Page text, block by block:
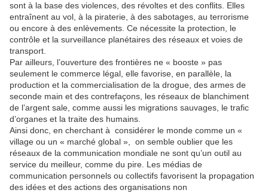
sont à la base des violences, des révoltes et des conflits. Elles
entraînent au vol, à la piraterie, à des sabotages, au terrorisme
ou encore à des enlèvements. Ce nécessite la protection, le
contrôle et la surveillance planétaires des réseaux et voies de
transport.
Par ailleurs, l’ouverture des frontières ne « booste » pas
seulement le commerce légal, elle favorise, en parallèle, la
production et la commercialisation de la drogue, des armes de
seconde main et des contrefaçons, les réseaux de blanchiment
de l’argent sale, comme aussi les migrations sauvages, le trafic
d’organes et la traite des humains.
Ainsi donc, en cherchant à considérer le monde comme un «
village ou un « marché global », on semble oublier que les
réseaux de la communication mondiale ne sont qu’un outil au
service du meilleur, comme du pire. Les médias de
communication personnels ou collectifs favorisent la propagation
des idées et des actions des organisations non